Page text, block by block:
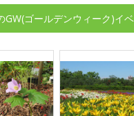
ゴールデンウィーク)イ